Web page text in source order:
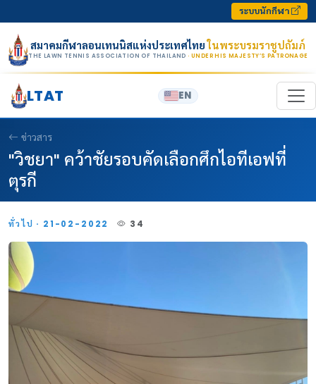
ระบบนักกีฬา
สมาคมกีฬาลอนเทนนิสแห่งประเทศไทยในพระบรมราชูปถัมภ์
THE LAWN TENNIS ASSOCIATION OF THAILAND · UNDER HIS MAJESTY’S PATRONAGE
LTAT EN
ข่าวสาร
"วิชยา" คว้าชัยรอบคัดเลือกศึกไอทีเอฟที่
ตุรกี
ทั่วไป · 21-02-2022 34